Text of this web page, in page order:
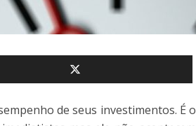
de seus investimentos. É o